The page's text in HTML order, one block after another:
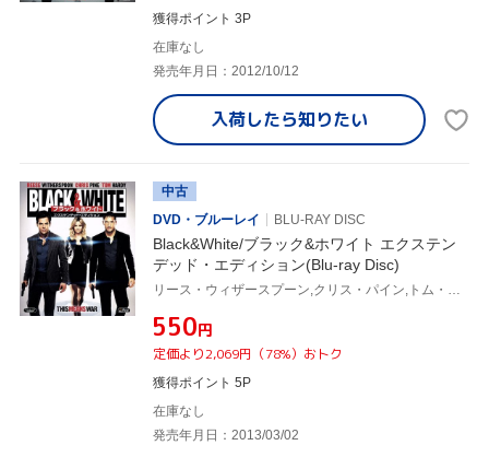
獲得ポイント 3P
在庫なし
発売年月日：2012/10/12
入荷したら知りたい
中古
DVD・ブルーレイ
BLU-RAY DISC
Black&White/ブラック&ホワイト エクステン
デッド・エディション(Blu-ray Disc)
リース・ウィザースプーン,クリス・パイン,トム・ハーディ,マックジー(監督),クリストフ・ベック(音楽)
¥550円
定価より2,069円（78%）おトク
獲得ポイント 5P
在庫なし
発売年月日：2013/03/02